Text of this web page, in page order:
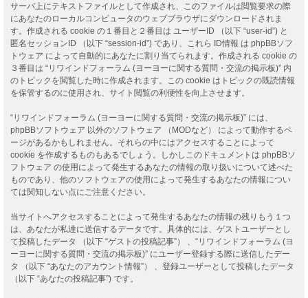
サーバ上にテキストファイルとして作成され、このファイルは閲覧要求の際
にあなたのローカルコンピュータのウェブブラウザにダウンロードされま
す。作成される cookie の１番目と２番目は ユーザーID （以下 “user-id”) と
匿名セッションID （以下 “session-id”) であり、これら ID情報 は phpBBソフ
トウェア によって自動的にあなたに割り当てられます。作成される cookie の
３番目は “リワインドフォーラム (ヨーヨーに関する質問・交流の掲示板)” 内
のトピックを閲覧した時に作成されます。この cookie はトピックの既読情報
を保管するのに使用され、サイト閲覧の利便性を向上させます。
“リワインドフォーラム (ヨーヨーに関する質問・交流の掲示板)” には、
phpBBソフトウェア 以外のソフトウェア （MODなど） によって動作するペ
ージがあるかもしれません。それらの中にはアクセスすることによって
cookie を作成するものもあるでしょう。しかしこのドキュメントは phpBBソ
フトウェア の使用によって発生するあなたの情報の取り扱いについて述べた
ものであり、他のソフトウェアの使用によって発生するあなたの情報につい
ては関知しない点にご注意ください。
当サイトへアクセスすることによって発生するあなたの情報の残りもう１つ
は、あなたが私達に送信するデータです。具体的には、ゲストユーザーとし
て投稿したデータ （以下 “ゲストの投稿記事”） 、“リワインドフォーラム (ヨ
ーヨーに関する質問・交流の掲示板)” にユーザー登録する際に送信したデー
タ （以下 “あなたのアカウント情報”） 、登録ユーザーとして投稿したデータ
（以下 “あなたの投稿記事”) です。